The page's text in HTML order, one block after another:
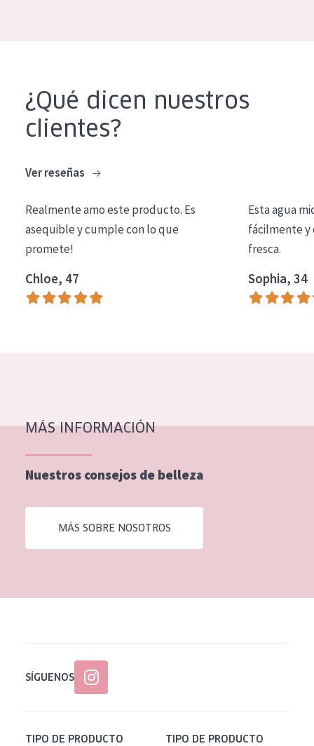
Expert
TIPO DE PIEL
Piel mixata o grasa
Piel madura
Piel menopáusica
¿Qué dicen nuestros
clientes?
Ver reseñas
Realmente amo este producto. Es
asequible y cumple con lo que
promete!
Chloe, 47
Esta agua
fácilmente y
fresca.
Sophia, 34
MÁS INFORMACIÓN
Nuestros consejos de belleza
MÁS SOBRE NOSOTROS
SÍGUENOS
TIPO DE PRODUCTO TIPO DE PRODUCTO